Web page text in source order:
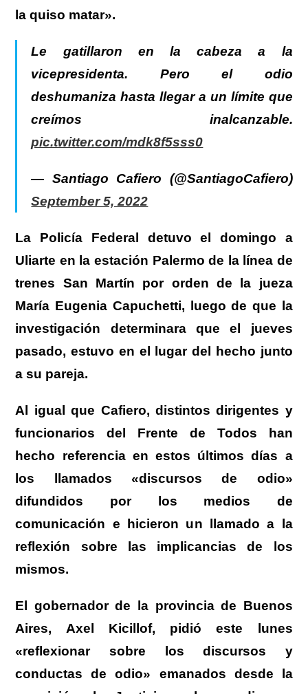
la quiso matar».
Le gatillaron en la cabeza a la
vicepresidenta. Pero el odio
deshumaniza hasta llegar a un límite que
creímos inalcanzable.
pic.twitter.com/mdk8f5sss0
— Santiago Cafiero (@SantiagoCafiero)
September 5, 2022
La Policía Federal detuvo el domingo a
Uliarte en la estación Palermo de la línea de
trenes San Martín por orden de la jueza
María Eugenia Capuchetti, luego de que la
investigación determinara que el jueves
pasado, estuvo en el lugar del hecho junto
a su pareja.
Al igual que Cafiero, distintos dirigentes y
funcionarios del Frente de Todos han
hecho referencia en estos últimos días a
los llamados «discursos de odio»
difundidos por los medios de
comunicación e hicieron un llamado a la
reflexión sobre las implicancias de los
mismos.
El gobernador de la provincia de Buenos
Aires, Axel Kicillof, pidió este lunes
«reflexionar sobre los discursos y
conductas de odio» emanados desde la